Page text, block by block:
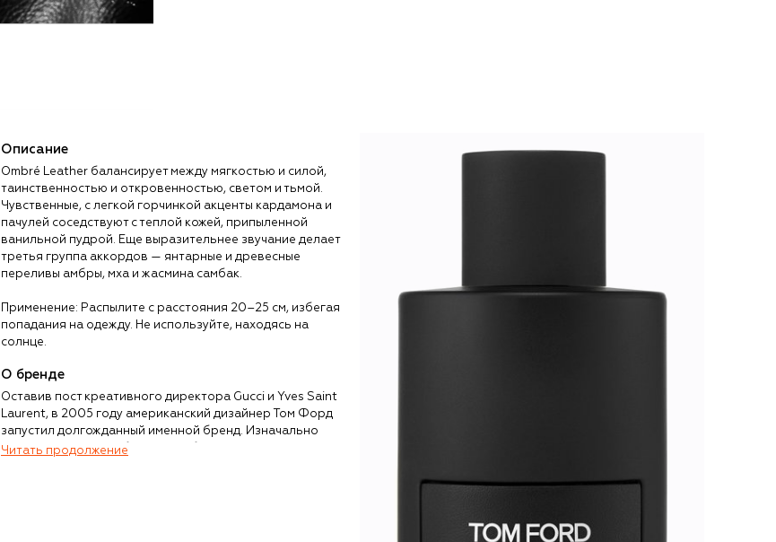
Описание
Ombré Leather балансирует между мягкостью и силой,
таинственностью и откровенностью, светом и тьмой.
Чувственные, с легкой горчинкой акценты кардамона и
пачулей соседствуют с теплой кожей, припыленной
ванильной пудрой. Еще выразительнее звучание делает
третья группа аккордов — янтарные и древесные
переливы амбры, мха и жасмина самбак.
Применение: Распылите с расстояния 20–25 см, избегая
попадания на одежду. Не используйте, находясь на
солнце.
О бренде
Оставив пост креативного директора Gucci и Yves Saint
Laurent, в 2005 году американский дизайнер Том Форд
запустил долгожданный именной бренд. Изначально
Форд, известный собственным безупречным стилем,
Читать продолжение